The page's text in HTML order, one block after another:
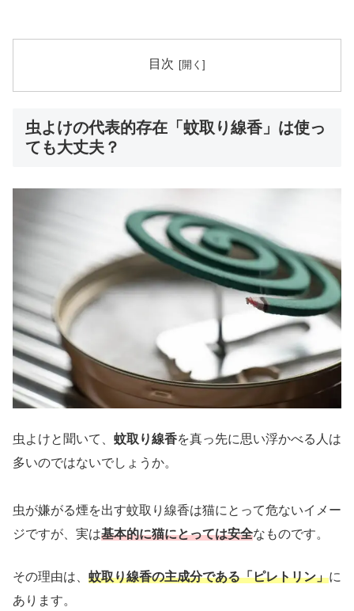
目次
虫よけの代表的存在「蚊取り線香」は使っ
ても大丈夫？
虫よけと聞いて、 蚊取り線香を真っ先に思い浮かべる人は
多いのではないでしょうか。
虫が嫌がる煙を出す蚊取り線香は猫にとって危ないイメー
ジですが、実は基本的に猫にとっては安全なものです。
その理由は、 蚊取り線香の主成分である「ピレトリン」に
あります。